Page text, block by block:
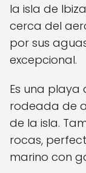
la isla de
cerca del
por sus
excepcional.
Es una
rodeada de
de la isla.
rocas,
marino con